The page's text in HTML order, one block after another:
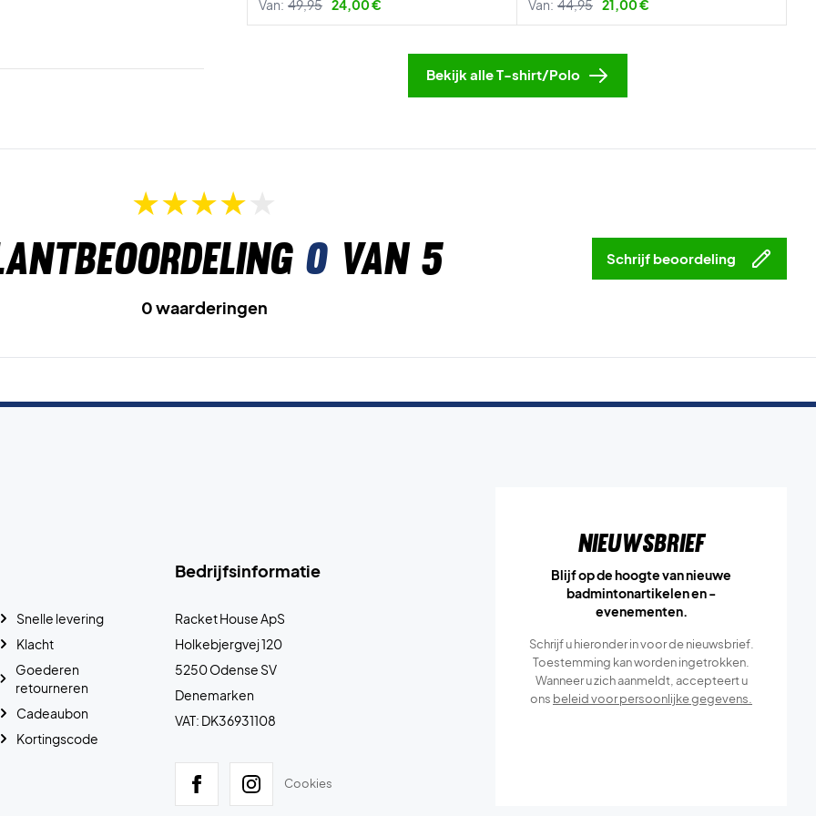
Van: 49,95 24,00 €
Van: 44,95 21,00 €
Bekijk alle T-shirt/Polo
0van 5 Schrijf beoordeling
0 waarderingen
Bedrijfsinformatie
Racket House ApS
Holkebjergvej 120
5250 Odense SV
Denemarken
VAT: DK36931108
Cookies
Snelle levering
Klacht
Goederen
retourneren
Cadeaubon
Kortingscode
Nieuwsbrief
Blijf op de hoogte van nieuwe
badmintonartikelen en -
evenementen.
Schrijf u hieronder in voor de nieuwsbrief.
Toestemming kan worden ingetrokken.
Wanneer u zich aanmeldt, accepteert u
ons beleid voor persoonlijke gegevens.